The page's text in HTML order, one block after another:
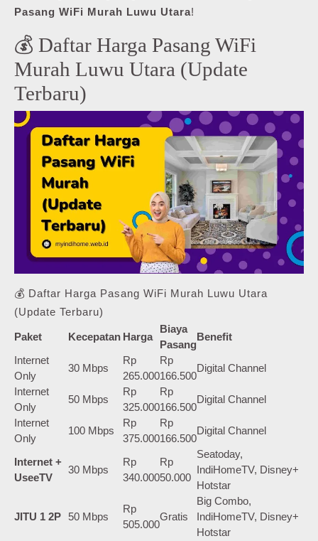
Pasang WiFi Murah Luwu Utara!
💰 Daftar Harga Pasang WiFi
Murah Luwu Utara (Update
Terbaru)
💰 Daftar Harga Pasang WiFi Murah Luwu Utara
(Update Terbaru)
Paket Kecepatan Harga
Biaya
Pasang
Benefit
Internet
Only
30 Mbps
Rp
265.000
Rp
166.500
Digital Channel
Internet
Only
50 Mbps
Rp
325.000
Rp
166.500
Digital Channel
Internet
Only
100 Mbps
Rp
375.000
Rp
166.500
Digital Channel
Internet +
UseeTV
30 Mbps
Rp
340.000
Rp
50.000
Seatoday,
IndiHomeTV, Disney+
Hotstar
JITU 1 2P 50 Mbps
Rp
505.000
Gratis
Big Combo,
IndiHomeTV, Disney+
Hotstar